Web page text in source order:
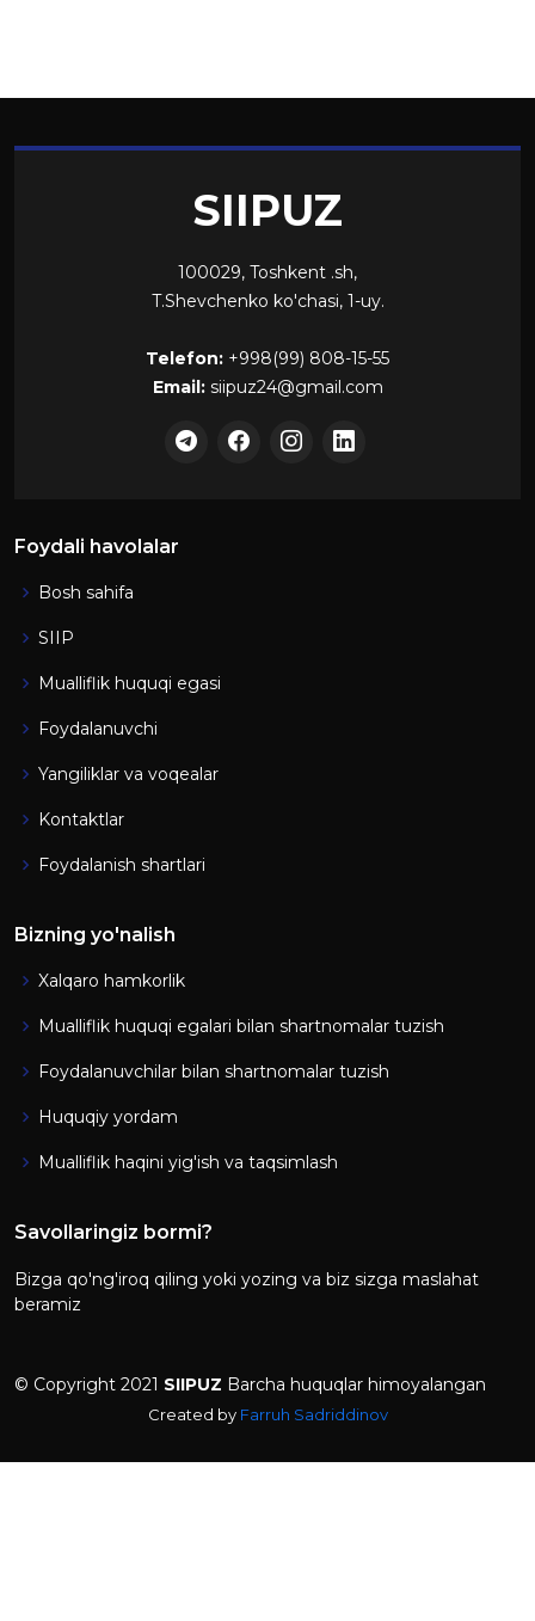
SIIPUZ
100029, Toshkent .sh,
T.Shevchenko ko'chasi, 1-uy.
Telefon: +998(99) 808-15-55
Email:siipuz24@gmail.com
Foydali havolalar
Bosh sahifa
SIIP
Mualliflik huquqi egasi
Foydalanuvchi
Yangiliklar va voqealar
Kontaktlar
Foydalanish shartlari
Bizning yo'nalish
Xalqaro hamkorlik
Mualliflik huquqi egalari bilan shartnomalar tuzish
Foydalanuvchilar bilan shartnomalar tuzish
Huquqiy yordam
Mualliflik haqini yig'ish va taqsimlash
Savollaringiz bormi?
Bizga qo'ng'iroq qiling yoki yozing va biz sizga maslahat
beramiz
© Copyright 2021 SIIPUZ Barcha huquqlar himoyalangan
Created by Farruh Sadriddinov